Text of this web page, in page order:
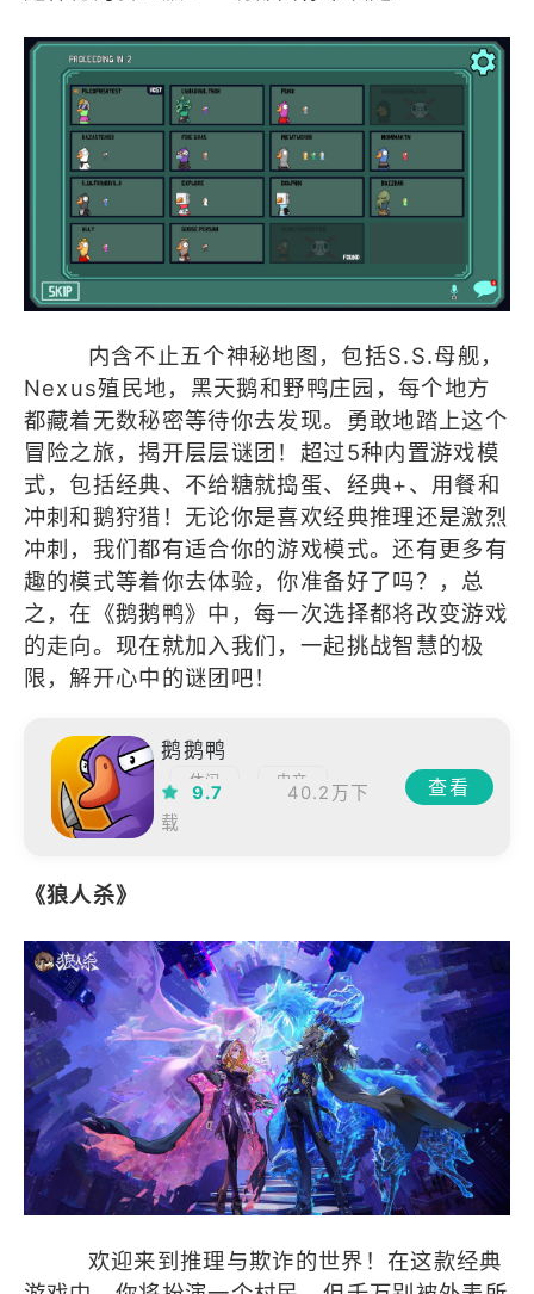
内含不止五个神秘地图，包括S.S.母舰，
Nexus殖民地，黑天鹅和野鸭庄园，每个地方
都藏着无数秘密等待你去发现。勇敢地踏上这个
冒险之旅，揭开层层谜团！超过5种内置游戏模
式，包括经典、不给糖就捣蛋、经典+、用餐和
冲刺和鹅狩猎！无论你是喜欢经典推理还是激烈
冲刺，我们都有适合你的游戏模式。还有更多有
趣的模式等着你去体验，你准备好了吗？，总
之，在《鹅鹅鸭》中，每一次选择都将改变游戏
的走向。现在就加入我们，一起挑战智慧的极
限，解开心中的谜团吧！
鹅鹅鸭
休闲
中文
9.7
40.2万下
载
查看
《狼人杀》
欢迎来到推理与欺诈的世界！在这款经典